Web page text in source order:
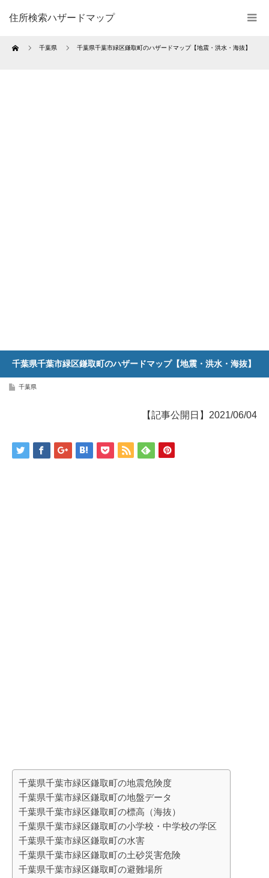
住所検索ハザードマップ
Home 千葉県 千葉県千葉市緑区鎌取町のハザードマップ【地震・洪水・海抜】
千葉県千葉市緑区鎌取町のハザードマップ【地震・洪水・海抜】
千葉県
【記事公開日】2021/06/04
千葉県千葉市緑区鎌取町の地震危険度
千葉県千葉市緑区鎌取町の地盤データ
千葉県千葉市緑区鎌取町の標高（海抜）
千葉県千葉市緑区鎌取町の小学校・中学校の学区
千葉県千葉市緑区鎌取町の水害
千葉県千葉市緑区鎌取町の土砂災害危険
千葉県千葉市緑区鎌取町の避難場所